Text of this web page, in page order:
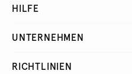
HILFE
UNTERNEHMEN
RICHTLINIEN